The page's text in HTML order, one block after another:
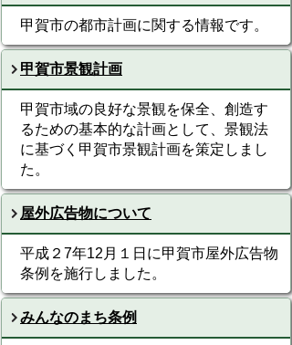
甲賀市の都市計画に関する情報です。
甲賀市景観計画
甲賀市域の良好な景観を保全、創造す
るための基本的な計画として、景観法
に基づく甲賀市景観計画を策定しまし
た。
屋外広告物について
平成２7年12月１日に甲賀市屋外広告物
条例を施行しました。
みんなのまち条例